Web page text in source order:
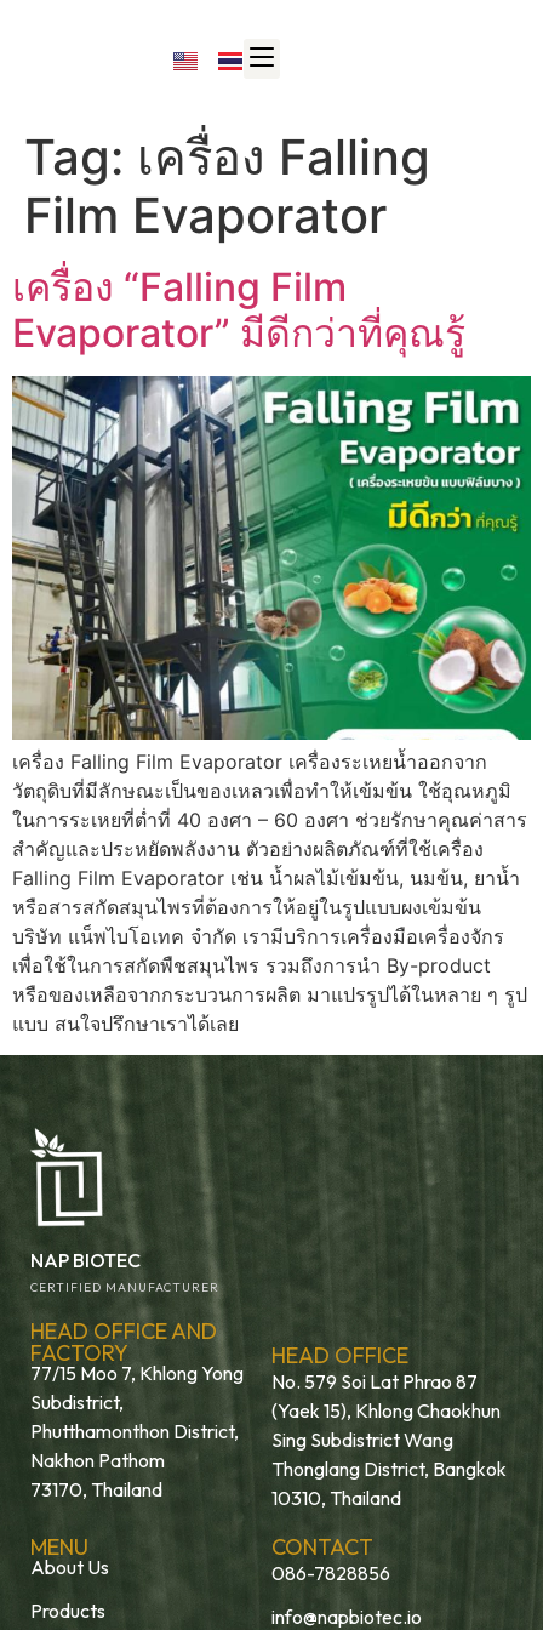
Tag: เครื่อง Falling
Film Evaporator
เครื่อง “Falling Film
Evaporator” มีดีกว่าที่คุณรู้
เครื่อง Falling Film Evaporator เครื่องระเหยน้ำออกจาก
วัตถุดิบที่มีลักษณะเป็นของเหลวเพื่อทำให้เข้มข้น ใช้อุณหภูมิ
ในการระเหยที่ต่ำที่ 40 องศา – 60 องศา ช่วยรักษาคุณค่าสาร
สำคัญและประหยัดพลังงาน ตัวอย่างผลิตภัณฑ์ที่ใช้เครื่อง
Falling Film Evaporator เช่น น้ำผลไม้เข้มข้น, นมข้น, ยาน้ำ
หรือสารสกัดสมุนไพรที่ต้องการให้อยู่ในรูปแบบผงเข้มข้น
บริษัท แน็พไบโอเทค จำกัด เรามีบริการเครื่องมือเครื่องจักร
เพื่อใช้ในการสกัดพืชสมุนไพร รวมถึงการนำ By-product
หรือของเหลือจากกระบวนการผลิต มาแปรรูปได้ในหลาย ๆ รูป
แบบ สนใจปรึกษาเราได้เลย
NAP BIOTEC
CERTIFIED MANUFACTURER
HEAD OFFICE AND
FACTORY
77/15 Moo 7, Khlong Yong
Subdistrict,
Phutthamonthon District,
Nakhon Pathom
73170, Thailand
HEAD OFFICE
No. 579 Soi Lat Phrao 87
(Yaek 15), Khlong Chaokhun
Sing Subdistrict Wang
Thonglang District, Bangkok
10310, Thailand
MENU
About Us
Products
CONTACT
086-7828856
info@napbiotec.io